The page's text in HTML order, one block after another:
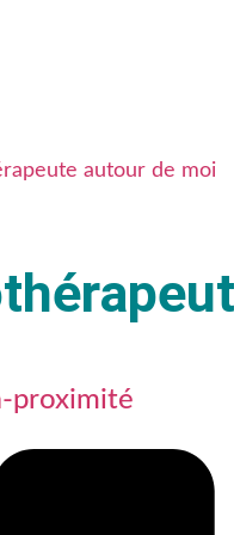
autour de moi
proximité